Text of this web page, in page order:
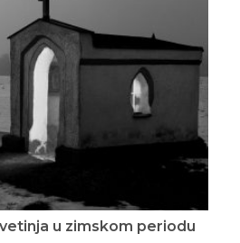
Mrtvi su njihovo životno delo